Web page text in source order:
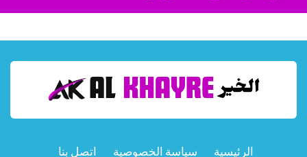
الرئيسية سياسة الخصوصية اتصل بنا